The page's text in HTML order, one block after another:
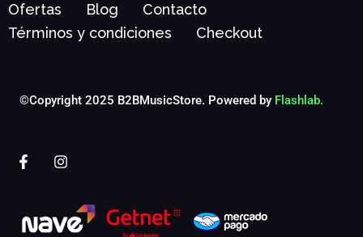
Ofertas
Blog
Contacto
Términos y condiciones
Checkout
©Copyright 2025 B2BMusicStore. Powered by Flashlab.